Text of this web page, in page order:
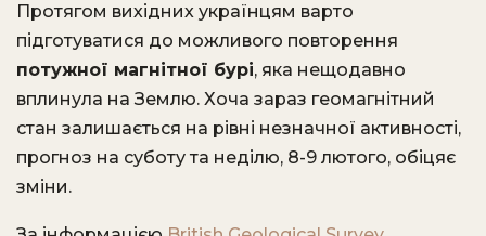
Протягом вихідних українцям варто
підготуватися до можливого повторення
потужної магнітної бурі, яка нещодавно
вплинула на Землю. Хоча зараз геомагнітний
стан залишається на рівні незначної активності,
прогноз на суботу та неділю, 8-9 лютого, обіцяє
зміни.